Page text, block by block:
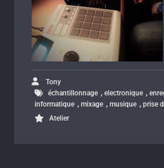
Tony
échantillonnage , electronique ,
informatique , mixage , musique , prise
Atelier